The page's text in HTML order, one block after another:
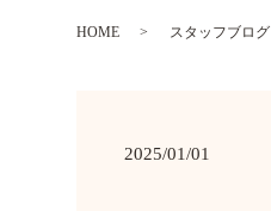
HOME スタッフブログ
2025/01/01